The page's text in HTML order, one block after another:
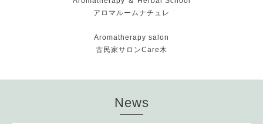
アロマルームナチュレ
Aromatherapy salon
古民家サロンCare木
News